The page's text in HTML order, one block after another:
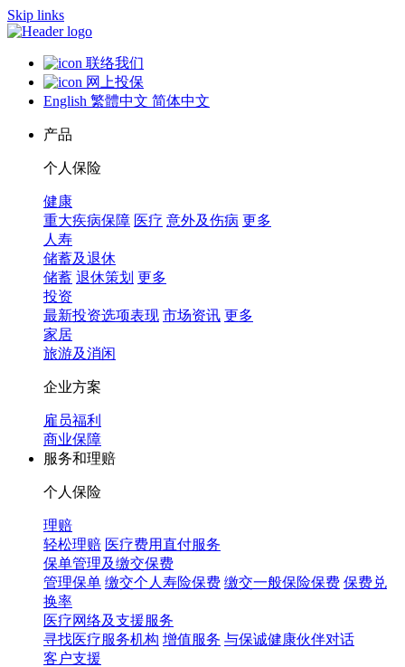
Skip links
联络我们
网上投保
English 繁體中文 简体中文
产品
个人保险
健康
重大疾病保障 医疗 意外及伤病 更多
人寿
储蓄及退休
储蓄 退休策划 更多
投资
最新投资选项表现 市场资讯 更多
家居
旅游及消闲
企业方案
雇员福利
商业保障
服务和理赔
个人保险
理赔
轻松理赔 医疗费用直付服务
保单管理及缴交保费
管理保单 缴交个人寿险保费 缴交一般保险保费 保费兑
换率
医疗网络及支援服务
寻找医疗服务机构 增值服务 与保诚健康伙伴对话
客户支援